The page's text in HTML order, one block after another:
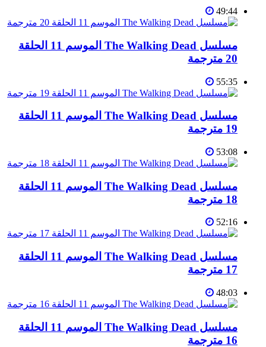
49:44
مسلسل The Walking Dead الموسم 11 الحلقة
20 مترجمة
55:35
مسلسل The Walking Dead الموسم 11 الحلقة
19 مترجمة
53:08
مسلسل The Walking Dead الموسم 11 الحلقة
18 مترجمة
52:16
مسلسل The Walking Dead الموسم 11 الحلقة
17 مترجمة
48:03
مسلسل The Walking Dead الموسم 11 الحلقة
16 مترجمة